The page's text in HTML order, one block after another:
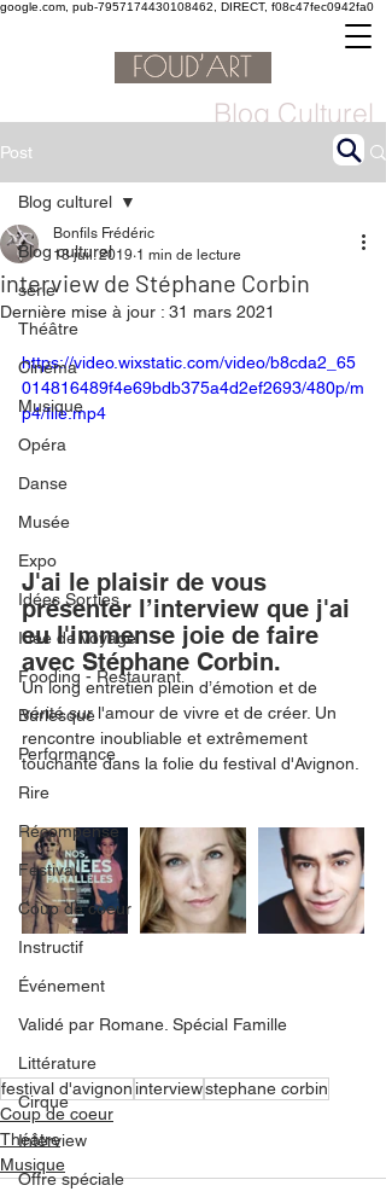
google.com, pub-7957174430108462, DIRECT, f08c47fec0942fa0
Blog Culturel
Post
Blog culturel
serie
Théâtre
Cinéma
Musique
Opéra
Danse
Musée
Expo
Idées Sorties
Idée de voyage
Fooding - Restaurant
Burlesque
Performance
Rire
Récompense
Festival
Coup de coeur
Instructif
Événement
Validé par Romane. Spécial Famille
Littérature
Cirque
Interview
Offre spéciale
Blog culturel
interview de Stéphane Corbin
Bonfils Frédéric
18 juil. 2019 1 min de lecture
Dernière mise à jour : 31 mars 2021
https://video.wixstatic.com/video/b8cda2_65
014816489f4e69bdb375a4d2ef2693/480p/m
p4/file.mp4
J'ai le plaisir de vous
présenter l’interview que j'ai
eu l'immense joie de faire
avec Stéphane Corbin.
Un long entretien plein d’émotion et de
vérité sur l'amour de vivre et de créer. Un
rencontre inoubliable et extrêmement
touchante dans la folie du festival d'Avignon.
festival d'avignon interviewstephane corbin
Coup de coeur
Théâtre
Musique